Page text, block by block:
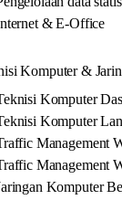
& E-Office
Komputer &
Komputer
Komputer
Management
Management
Komputer